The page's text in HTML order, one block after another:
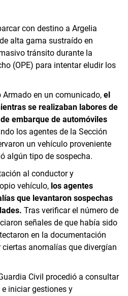
con destino a Argelia
alta gama sustraído en
tránsito durante la
(OPE) para intentar eludir los
en un comunicado, el
se realizaban labores de
embarque de automóviles
los agentes de la Sección
un vehículo proveniente
algún tipo de sospecha.
al conductor y
vehículo, los agentes
que levantaron sospechas
Tras verificar el número de
señales de que había sido
en la documentación
anomalías que divergían
Civil procedió a consultar
iniciar gestiones y